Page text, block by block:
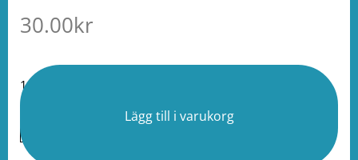
30.00kr
19 i lager
Lägg till i varukorg